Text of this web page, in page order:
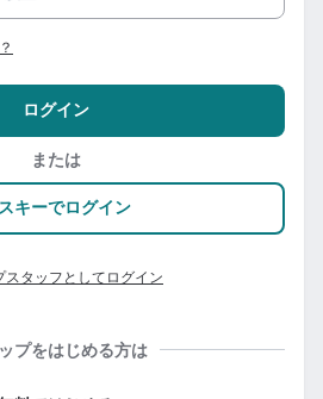
ログイン
または
キーでログイン
スタッフとしてログイン
プをはじめる方は